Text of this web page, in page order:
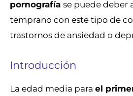
pornografía se puede deber
temprano con este tipo de
trastornos de ansiedad o
Introducción
La edad media para el